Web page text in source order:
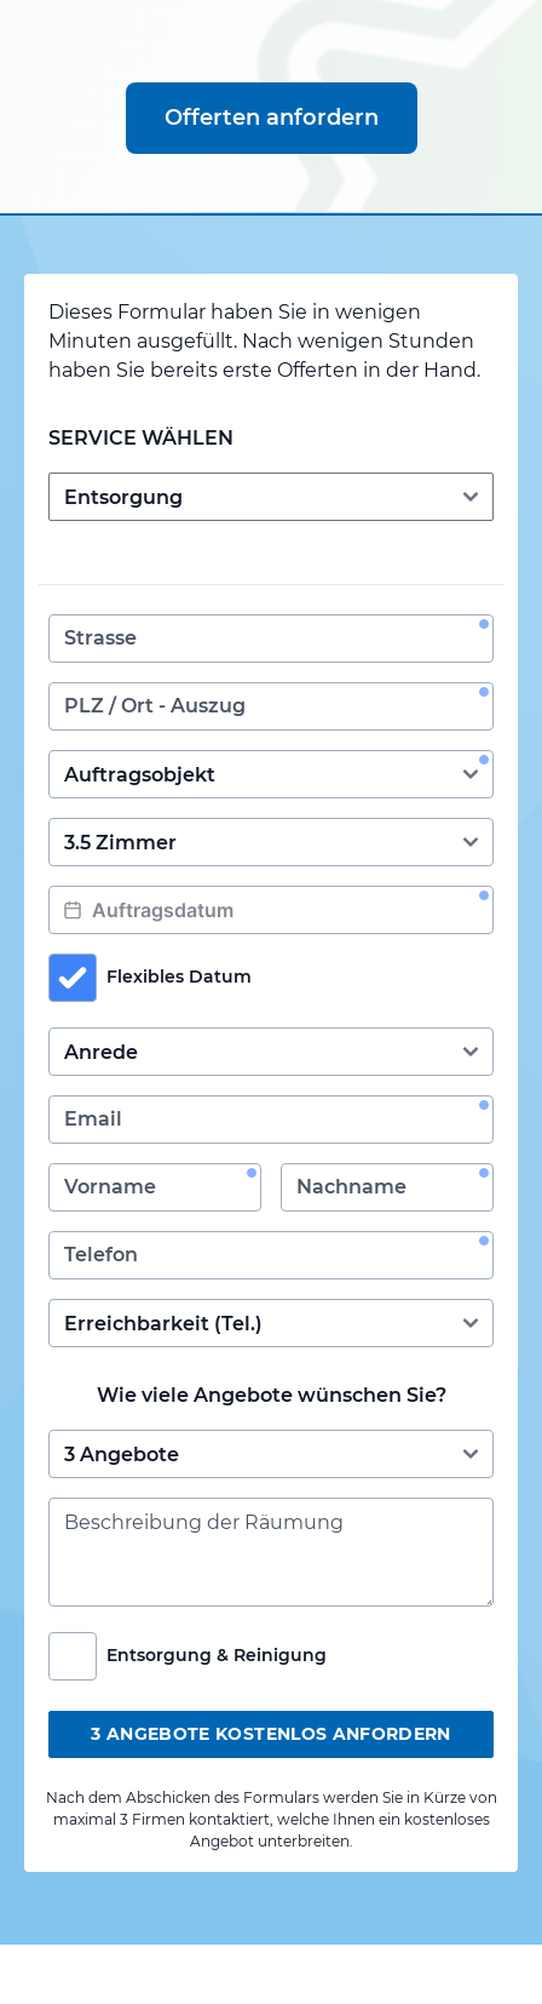
Offerten anfordern
Dieses Formular haben Sie in wenigen
Minuten ausgefüllt. Nach wenigen Stunden
haben Sie bereits erste Offerten in der Hand.
SERVICE WÄHLEN
Flexibles Datum
Wie viele Angebote wünschen Sie?
Entsorgung & Reinigung
3 ANGEBOTE KOSTENLOS ANFORDERN
Nach dem Abschicken des Formulars werden Sie in Kürze von
maximal 3 Firmen kontaktiert, welche Ihnen ein kostenloses
Angebot unterbreiten.